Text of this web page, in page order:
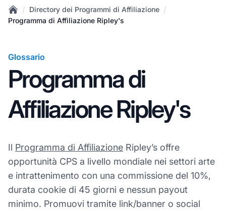
Home
/ Directory dei Programmi di Affiliazione /
Programma di Affiliazione Ripley's
Glossario
Programma di
Affiliazione Ripley's
Il Programma di Affiliazione Ripley’s offre
opportunità CPS a livello mondiale nei settori arte
e intrattenimento con una commissione del 10%,
durata cookie di 45 giorni e nessun payout
minimo. Promuovi tramite link/banner o social